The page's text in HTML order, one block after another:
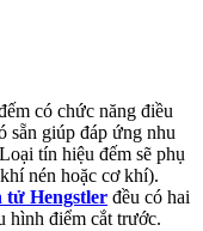
có chức năng điều
sẵn giúp đáp ứng nhu
tín hiệu đếm sẽ phụ
nén hoặc cơ khí).
tử Hengstler đều có hai
hình điểm cắt trước.